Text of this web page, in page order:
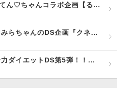
3/26(火) るりちゃん×てん♡ちゃんコラボ企画【るり＆てん るりの誕生日collabo！】開催！
12/17(土)うしちゃん×みらちゃんのDS企画『クネクネ＆サッカーDS』開催！
9/13（日）ちえもも全力ダイエットDS第5弾！！～頭と体を使いましょう編！！～